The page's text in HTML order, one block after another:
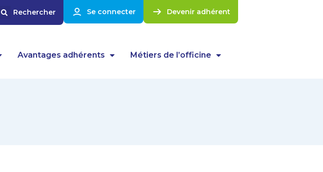
Se connecter Devenir adhérent
Avantages adhérents Métiers de l’officine